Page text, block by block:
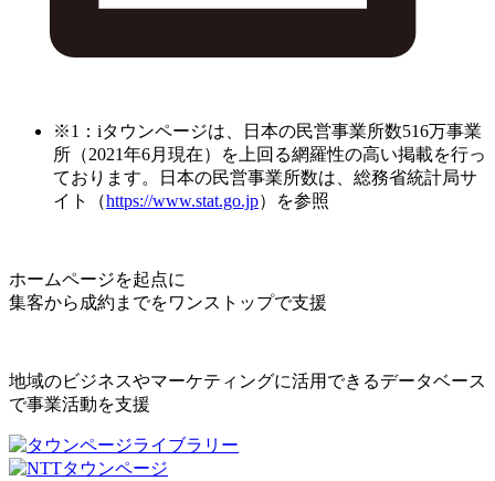
※1：iタウンページは、日本の民営事業所数516万事業
所（2021年6月現在）を上回る網羅性の高い掲載を行っ
ております。日本の民営事業所数は、総務省統計局サ
イト（https://www.stat.go.jp）を参照
ホームページを起点に
集客から成約までをワンストップで支援
地域のビジネスやマーケティングに活用できるデータベース
で事業活動を支援